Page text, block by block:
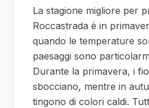
La stagione migliore per
Roccastrada è in
quando le temperature
paesaggi sono
Durante la primavera, i
sbocciano, mentre in
tingono di colori caldi.